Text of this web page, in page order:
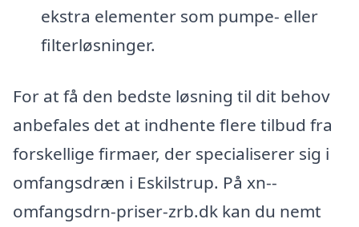
ekstra elementer som pumpe- eller
filterløsninger.
For at få den bedste løsning til dit behov
anbefales det at indhente flere tilbud fra
forskellige firmaer, der specialiserer sig i
omfangsdræn i Eskilstrup. På xn--
omfangsdrn-priser-zrb.dk kan du nemt